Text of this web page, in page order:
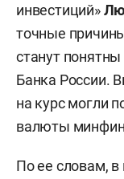
инвестиций»
точные
станут
Банка России.
на курс могли
валюты
По ее словам,